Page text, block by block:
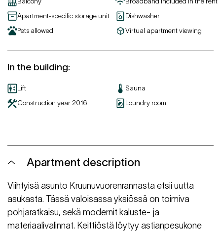
Apartment-specific storage unit
Dishwasher
Pets allowed
Virtual apartment viewing
In the building:
Lift
Sauna
Construction year 2016 Loundry room
Apartment description
Viihtyisä asunto Kruunuvuorenrannasta etsii uutta
asukasta. Tässä valoisassa yksiössä on toimiva
pohjaratkaisu, sekä modernit kaluste- ja
materiaalivalinnat. Keittiöstä löytyy astianpesukone